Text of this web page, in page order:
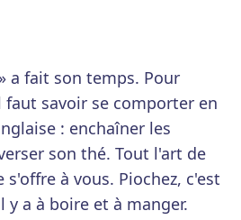
a fait son temps. Pour
savoir se comporter en
: enchaîner les
son thé. Tout l'art de
à vous. Piochez, c'est
a à boire et à manger.